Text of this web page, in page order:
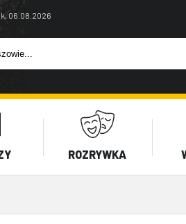
06.08.2026
ROZRYWKA